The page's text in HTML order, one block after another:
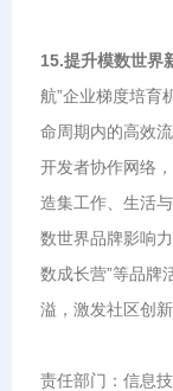
15.提升模数世界
航”企业梯度培育
命周期内的高效
开发者协作网络
造集工作、生活
数世界品牌影响
数成长营”等品牌
溢，激发社区创新
责任部门：信息